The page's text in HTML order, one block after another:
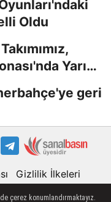
Oldu
Yarı
geri
Gizlilik İlkeleri
çerez konumlandırmaktayız.